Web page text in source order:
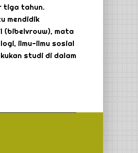
tiga tahun.
mendidik
(bibelvrouw), mata
ilmu-ilmu sosial
studi di dalam